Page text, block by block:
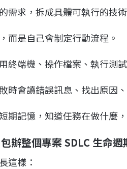
需求，拆成具體可執行的技
而是自己會制定行動流程。
終端機、操作檔案、執行測
時會讀錯誤訊息、找出原因
期記憶，知道任務在做什麼
辦整個專案 SDLC 生命週
這樣：